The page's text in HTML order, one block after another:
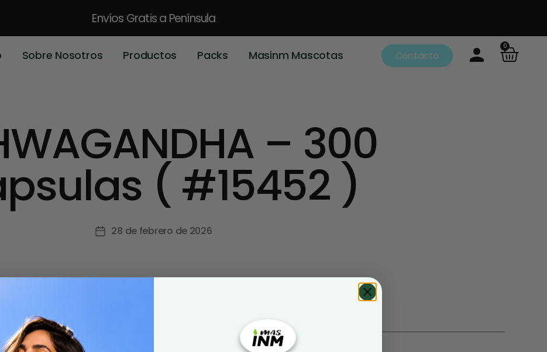
Envíos Gratisa Península
Sobre Nosotros Productos Packs Masinm Mascotas Contacto
0
– 300
( #15452 )
28 de febrero de 2026